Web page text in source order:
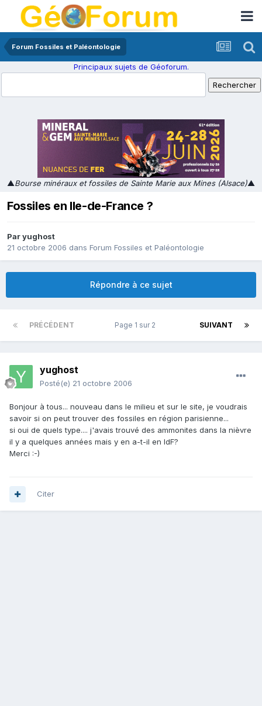
Forum Fossiles et Paléontologie
Principaux sujets de Géoforum.
▲Bourse minéraux et fossiles de Sainte Marie aux Mines (Alsace)▲
Fossiles en Ile-de-France ?
Paryughost
21 octobre 2006 dans Forum Fossiles et Paléontologie
Répondre à ce sujet
PRÉCÉDENT SUIVANT
Page 1 sur 2
yughost
Posté(e) 21 octobre 2006
Bonjour à tous... nouveau dans le milieu et sur le site, je voudrais
savoir si on peut trouver des fossiles en région parisienne...
si oui de quels type.... j'avais trouvé des ammonites dans la nièvre
il y a quelques années mais y en a-t-il en IdF?
Merci :-)
Citer